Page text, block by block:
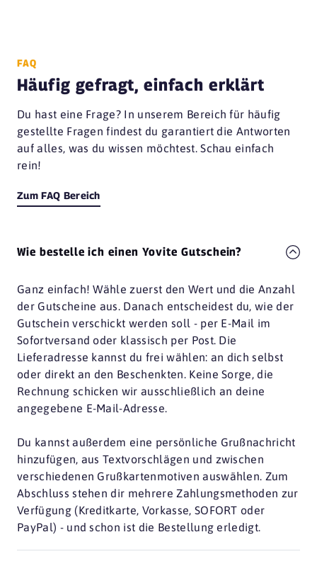
FAQ
Häufig gefragt, einfach erklärt
Du hast eine Frage? In unserem Bereich für häufig
gestellte Fragen findest du garantiert die Antworten
auf alles, was du wissen möchtest. Schau einfach
rein!
Zum FAQ Bereich
Wie bestelle ich einen Yovite Gutschein?
Ganz einfach! Wähle zuerst den Wert und die Anzahl
der Gutscheine aus. Danach entscheidest du, wie der
Gutschein verschickt werden soll - per E-Mail im
Sofortversand oder klassisch per Post. Die
Lieferadresse kannst du frei wählen: an dich selbst
oder direkt an den Beschenkten. Keine Sorge, die
Rechnung schicken wir ausschließlich an deine
angegebene E-Mail-Adresse.
Du kannst außerdem eine persönliche Grußnachricht
hinzufügen, aus Textvorschlägen und zwischen
verschiedenen Grußkartenmotiven auswählen. Zum
Abschluss stehen dir mehrere Zahlungsmethoden zur
Verfügung (Kreditkarte, Vorkasse, SOFORT oder
PayPal) - und schon ist die Bestellung erledigt.